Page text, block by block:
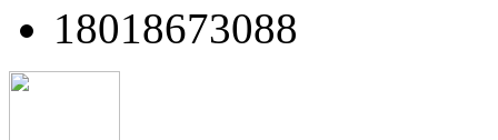
18018673088